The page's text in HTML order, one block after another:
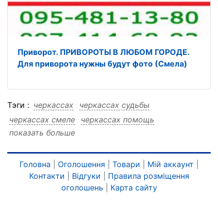
Приворот. ПРИВОРОТЫ В ЛЮБОМ ГОРОДЕ.
Для приворота нужны будут фото (Смела)
Тэги : черкассах
черкассах судьбы
черкассах смеле
черкассах помощь
черкассах мага
черкассах дистанционно
черкассах городах
черкассах городах судьбы
черкассах городах смеле
показать больше
Головна Оголошення Товари Мій аккаунт
Контакти
Відгуки
Правила розміщення
оголошень
Карта сайту